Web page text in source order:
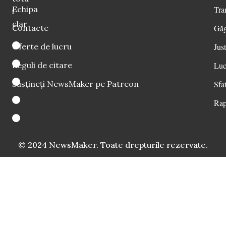
i
clar
Echipa
Contacte
Oferte de lucru
Reguli de citare
Susțineți NewsMaker pe Patreon
© 2024 NewsMaker. Toate drepturile rezervate.